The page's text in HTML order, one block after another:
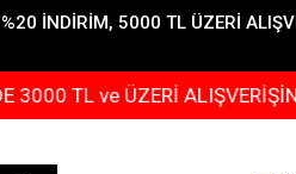
İNDİRİM, 5000 TL ÜZERİ
ve ÜZERİ